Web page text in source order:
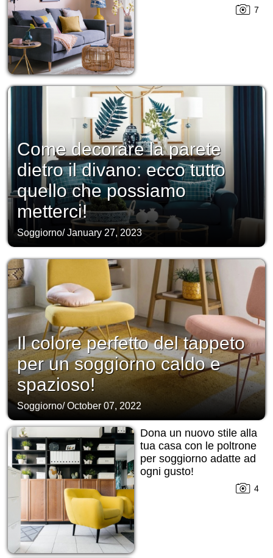
7
Come decorare la parete
dietro il divano: ecco tutto
quello che possiamo
metterci!
Soggiorno/January 27, 2023
Il colore perfetto del tappeto
per un soggiorno caldo e
spazioso!
Soggiorno/October 07, 2022
Dona un nuovo stile alla
tua casa con le poltrone
per soggiorno adatte ad
ogni gusto!
4